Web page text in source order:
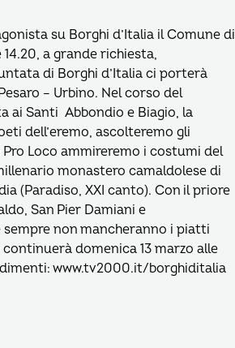
su Borghi d’Italia il Comune di
a grande richiesta,
di Borghi d’Italia ci porterà
– Urbino. Nel corso del
ai Santi Abbondio e Biagio, la
dell’eremo, ascolteremo gli
Loco ammireremo i costumi del
monastero camaldolese di
(Paradiso, XXI canto). Con il priore
San Pier Damiani e
non mancheranno i piatti
domenica 13 marzo alle
www.tv2000.it/borghiditalia